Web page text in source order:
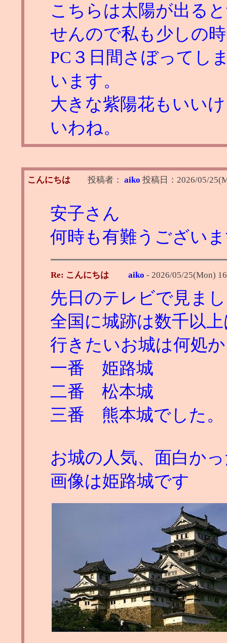
こちらは太陽が出る
せんので私も少しの
PC３日間さぼってし
います。
大きな紫陽花もいい
いわね。
こんにちは 投稿者： aiko 投稿日： 2026/05/
安子さん
何時も有難うござい
Re: こんにちは aiko - 2026/05/25(Mon)
先日のテレビで見ま
全国に城跡は数千以
行きたいお城は何処
一番 姫路城
二番 松本城
三番 熊本城でした。
お城の人気、面白か
画像は姫路城です